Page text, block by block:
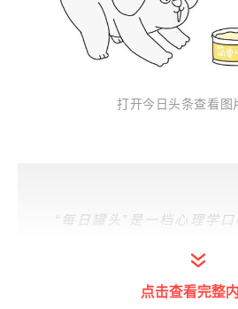
打开今日头条查看图
“每日罐头”是一档心理学口
）。
今天聊聊，“代理性孟乔森综
点击查看完整